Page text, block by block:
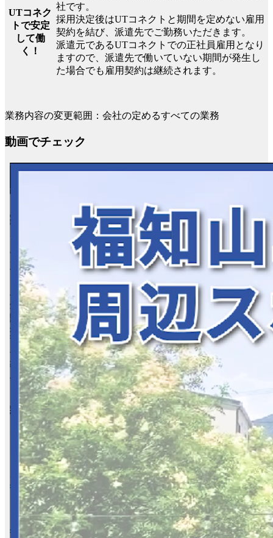
UTコネク
トで安定
して働
く！
社です。
採用決定後はUTコネクトと期間を定めない雇用
契約を結び、派遣先でご勤務いただきます。
派遣元であるUTコネクトでの正社員雇用となり
ますので、派遣先で働いていない期間が発生し
た場合でも雇用契約は継続されます。
業務内容の変更範囲：会社の定めるすべての業務
動画でチェック